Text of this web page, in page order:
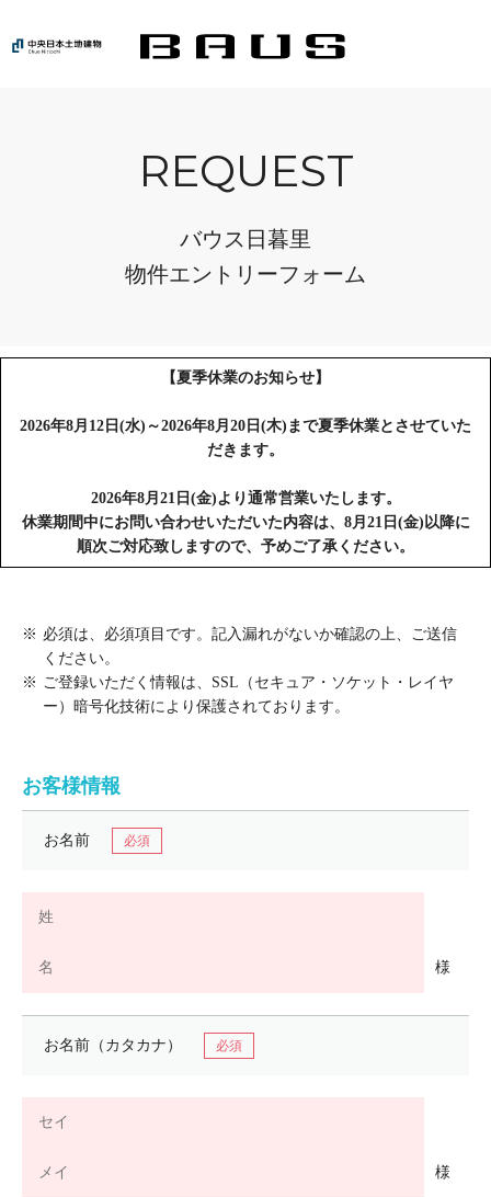
REQUEST
バウス日暮里
物件エントリーフォーム
【夏季休業のお知らせ】
2026年8月12日(水)～2026年8月20日(木)まで夏季休業とさせていた
だきます。
2026年8月21日(金)より通常営業いたします。
休業期間中にお問い合わせいただいた内容は、8月21日(金)以降に
順次ご対応致しますので、予めご了承ください。
※ 必須は、必須項目です。記入漏れがないか確認の上、ご送信
ください。
※ ご登録いただく情報は、SSL（セキュア・ソケット・レイヤ
ー）暗号化技術により保護されております。
お客様情報
お名前
様
お名前（カタカナ）
様